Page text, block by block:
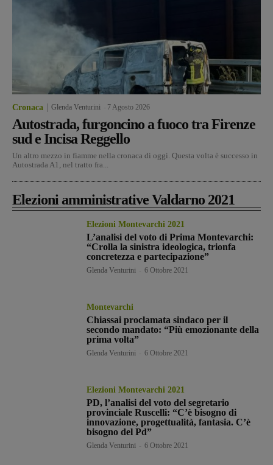
Cronaca Glenda Venturini 7 Agosto 2026
Autostrada, furgoncino a fuoco tra Firenze
sud e Incisa Reggello
Un altro mezzo in fiamme nella cronaca di oggi. Questa volta è successo in
Autostrada A1, nel tratto fra...
Elezioni amministrative Valdarno 2021
Elezioni Montevarchi 2021
L’analisi del voto di Prima Montevarchi:
“Crolla la sinistra ideologica, trionfa
concretezza e partecipazione”
Glenda Venturini 6 Ottobre 2021
Montevarchi
Chiassai proclamata sindaco per il
secondo mandato: “Più emozionante della
prima volta”
Glenda Venturini 6 Ottobre 2021
Elezioni Montevarchi 2021
PD, l’analisi del voto del segretario
provinciale Ruscelli: “C’è bisogno di
innovazione, progettualità, fantasia. C’è
bisogno del Pd”
Glenda Venturini 6 Ottobre 2021